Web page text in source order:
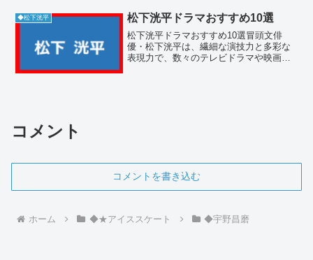
おいて結婚しておらず、独身の状態を維
持...
◆松下洸平 松下洸平ドラマおすすめ10選
松下洸平ドラマおすすめ10選冒頭文俳
優・松下洸平は、繊細な演技力と多彩な
表現力で、数々のテレビドラマや映画で
コメント
コメントを書き込む
ホーム ◆★アイススケート ◆宇野昌磨